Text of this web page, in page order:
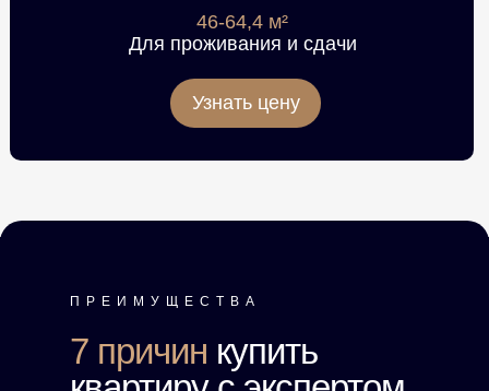
Узнать цену
46-64,4 м²
Для проживания и сдачи
ПРЕИМУЩЕСТВА
7 причин купить